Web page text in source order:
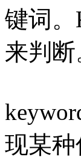
键词
来判断
现某